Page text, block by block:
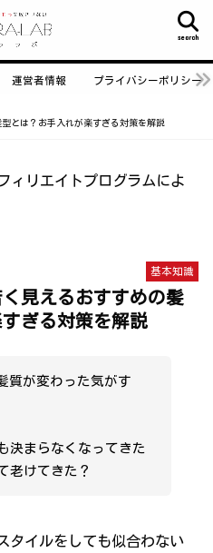
search
運営者情報 プライバシーポリシー
型とは？お手入れが楽すぎる対策を解説
ィリエイトプログラムによ
基本知識
く見えるおすすめの髪
ぎる対策を解説
質が変わった気がす
決まらなくなってきた
老けてきた？
タイルをしても似合わない